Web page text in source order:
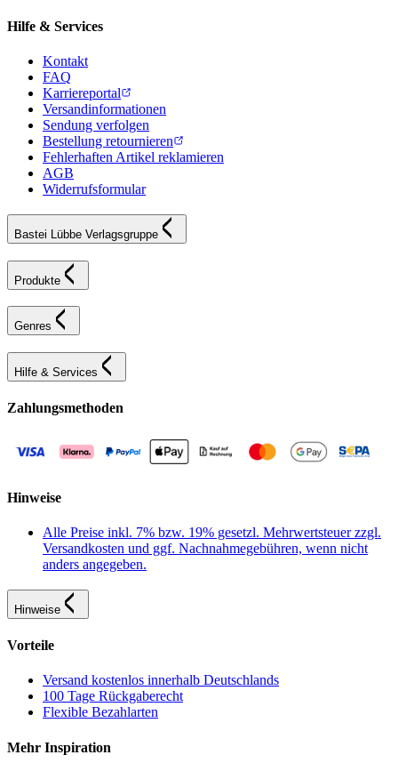
Hilfe & Services
Kontakt
FAQ
Karriereportal
Versandinformationen
Sendung verfolgen
Bestellung retournieren
Fehlerhaften Artikel reklamieren
AGB
Widerrufsformular
Bastei Lübbe Verlagsgruppe
Produkte
Genres
Hilfe & Services
Zahlungsmethoden
Hinweise
Alle Preise inkl. 7% bzw. 19% gesetzl. Mehrwertsteuer zzgl.
Versandkosten und ggf. Nachnahmegebühren, wenn nicht
anders angegeben.
Hinweise
Vorteile
Versand kostenlos innerhalb Deutschlands
100 Tage Rückgaberecht
Flexible Bezahlarten
Mehr Inspiration